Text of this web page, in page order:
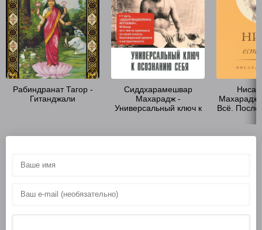
Рабиндранат Тагор -
Гитанджали
Сиддхарамешвар
Махарадж -
Универсальный ключ к
Махарадж
Всё.